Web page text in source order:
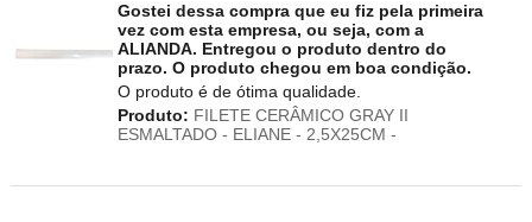
Gostei dessa compra que eu fiz pela primeira
vez com esta empresa, ou seja, com a
ALIANDA. Entregou o produto dentro do
prazo. O produto chegou em boa condição.
O produto é de ótima qualidade.
Produto: FILETE CERÂMICO GRAY II
ESMALTADO - ELIANE - 2,5X25CM -